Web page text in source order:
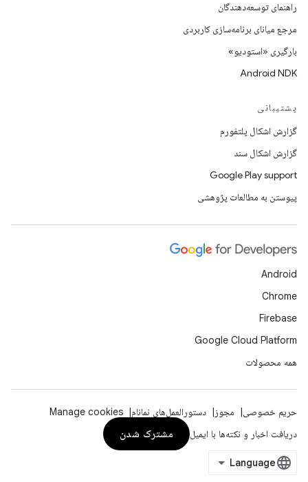
راهنمای توسعه‌دهندگان
مرجع میانای برنامه‌سازی کاربردی
بارگیری «استودیو»
Android NDK
پشتیبانی
گزارش اشکال پلتفورم
گزارش اشکال سند
Google Play support
پیوستن به مطالعات پژوهشی
Android
Chrome
Firebase
Google Cloud Platform
همه محصولات
حریم خصوصی مجوز دستورالعمل‌های نمانام
Manage cookies
دریافت اخبار و نکته‌ها با ایمیل
مشترک شدن